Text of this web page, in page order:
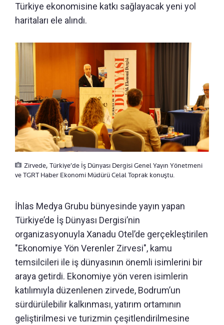
Türkiye ekonomisine katkı sağlayacak yeni yol
haritaları ele alındı.
Zirvede, Türkiye’de İş Dünyası Dergisi Genel Yayın Yönetmeni
ve TGRT Haber Ekonomi Müdürü Celal Toprak konuştu.
İhlas Medya Grubu bünyesinde yayın yapan
Türkiye’de İş Dünyası Dergisi’nin
organizasyonuyla Xanadu Otel’de gerçekleştirilen
"Ekonomiye Yön Verenler Zirvesi", kamu
temsilcileri ile iş dünyasının önemli isimlerini bir
araya getirdi. Ekonomiye yön veren isimlerin
katılımıyla düzenlenen zirvede, Bodrum’un
sürdürülebilir kalkınması, yatırım ortamının
geliştirilmesi ve turizmin çeşitlendirilmesine